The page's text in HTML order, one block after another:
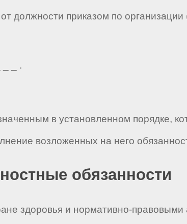
должности приказом по
_ _ .
в установленном порядке,
возложенных на него
обязанности
здоровья и нормативно-правовыми